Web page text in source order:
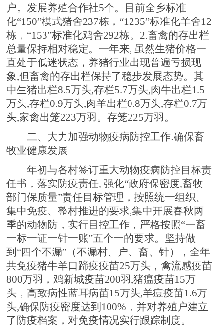
户。发展养殖合作社5个。目前全乡标准
化“150”模式猪舍237栋，“1235”标准化羊舍12
栋，“153”标准化鸡舍292栋。2.畜禽的存出栏
总量保持相对稳定。一年来, 虽然生猪价格一
直处于低迷状态，养猪行业出现普遍亏损现
象,但畜禽的存出栏保持了稳步发展态势。其
中生猪出栏8.5万头,存栏5.7万头,肉牛出栏1.5
万头,存栏0.9万头,肉羊出栏0.8万头,存栏0.7万
头,家禽出笼223万羽。存笼225万羽。
二、大力加强动物疫病防控工作.确保畜
牧业健康发展
年初与各村签订重大动物疫病防控目标责
任书，落实防疫责任, 强化“政府保密度,畜牧
部门保质量”责任目标管理，按照统一组织、
集中免疫、整村推进的要求,集中开展春秋两
季的动物防，实行目控工作，严格按照“一畜
一标一证一针一账”五个一的要求。坚持做
到“四个不漏”（不漏村、户、畜、针），全年
共免疫猪牛羊口蹄疫疫苗25万头，禽流感疫苗
800万羽，鸡新城疫苗200羽,猪瘟疫苗15万
头，高致病性蓝耳病苗15万头,羊痘疫苗1.6万
头,确保防疫密度达到100%，并对养殖户建立
了防疫档案，对免疫情况实行跟踪制度。